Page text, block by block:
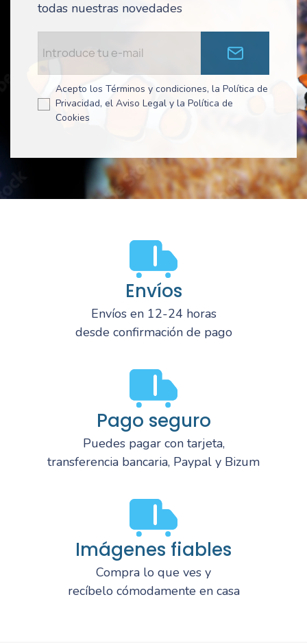
todas nuestras novedades
Acepto los Términos y condiciones, la Política de
Privacidad, el Aviso Legal y la Política de
Cookies
Envíos
Envíos en 12-24 horas
desde confirmación de pago
Pago seguro
Puedes pagar con tarjeta,
transferencia bancaria, Paypal y Bizum
Imágenes fiables
Compra lo que ves y
recíbelo cómodamente en casa